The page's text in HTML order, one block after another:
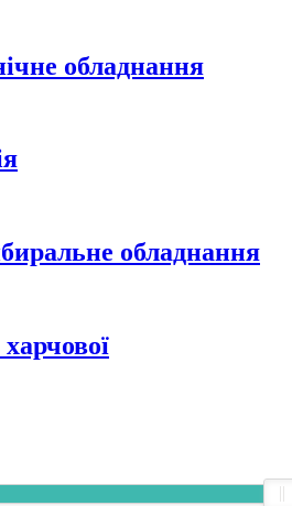
обладнання
обладнання